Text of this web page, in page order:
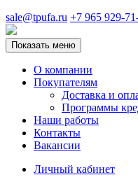
sale@tpufa.ru +7 965 929-
Показать меню
О компании
Покупателям
Доставка и
Программы
Наши работы
Контакты
Вакансии
Личный кабинет